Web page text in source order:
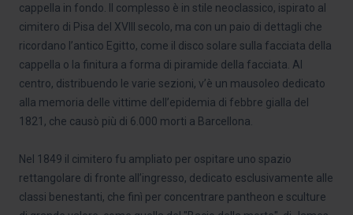
cappella in fondo. Il complesso è in stile neoclassico, ispirato al
cimitero di Pisa del XVIII secolo, ma con un paio di dettagli che
ricordano l’antico Egitto, come il disco solare sulla facciata della
cappella o la finitura a forma di piramide della facciata. Al
centro, distribuendo le varie sezioni, v’è un mausoleo dedicato
alla memoria delle vittime dell’epidemia di febbre gialla del
1821, che causò più di 6.000 morti a Barcellona.
Nel 1849 il cimitero fu ampliato per ospitare uno spazio
rettangolare di fronte all’ingresso, dedicato esclusivamente alle
classi benestanti, che finì per concentrare pantheon e sculture